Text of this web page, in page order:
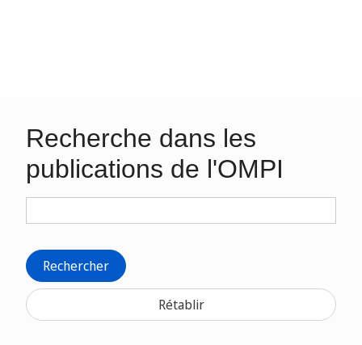
Recherche dans les
publications de l'OMPI
Rechercher
Rétablir